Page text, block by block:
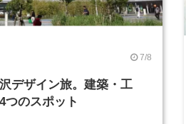
7/8
デザイン旅。建築・工
つのスポット